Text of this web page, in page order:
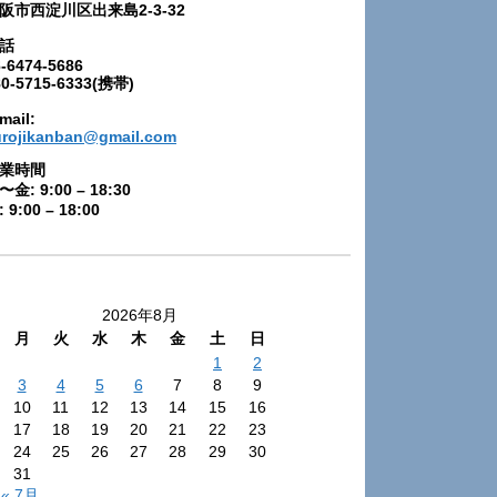
市西淀川区出来島2-3-32
6474-5686
5715-6333(携帯)
時間
金: 9:00 – 18:30
9:00 – 18:00
2026年8月
月
火 水 木 金 土
日
1
2
3
4 5 6 7 8
9
10
11 12 13 14 15
16
17
18 19 20 21 22
23
24
25 26 27 28 29
30
31